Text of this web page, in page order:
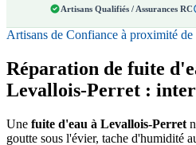
Artisans Qualifiés / Assurances RC
Artisans de Confiance à proximité de
Réparation de fuite
Levallois-Perret :
Une fuite d'eau à Levallois-Perret
goutte sous l'évier, tache d'humidité